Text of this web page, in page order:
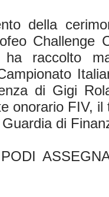
della
Challenge
ha raccolto
di Gigi
onorario FIV,
di